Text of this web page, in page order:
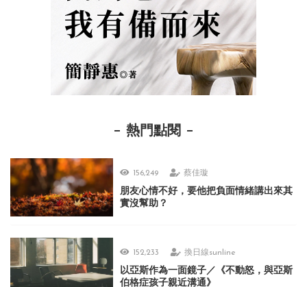
熱門點閱
156,249 蔡佳璇
朋友心情不好，要他把負面情緒講出來其
實沒幫助？
152,233 換日線sunline
以亞斯作為一面鏡子／《不動怒，與亞斯
伯格症孩子親近溝通》